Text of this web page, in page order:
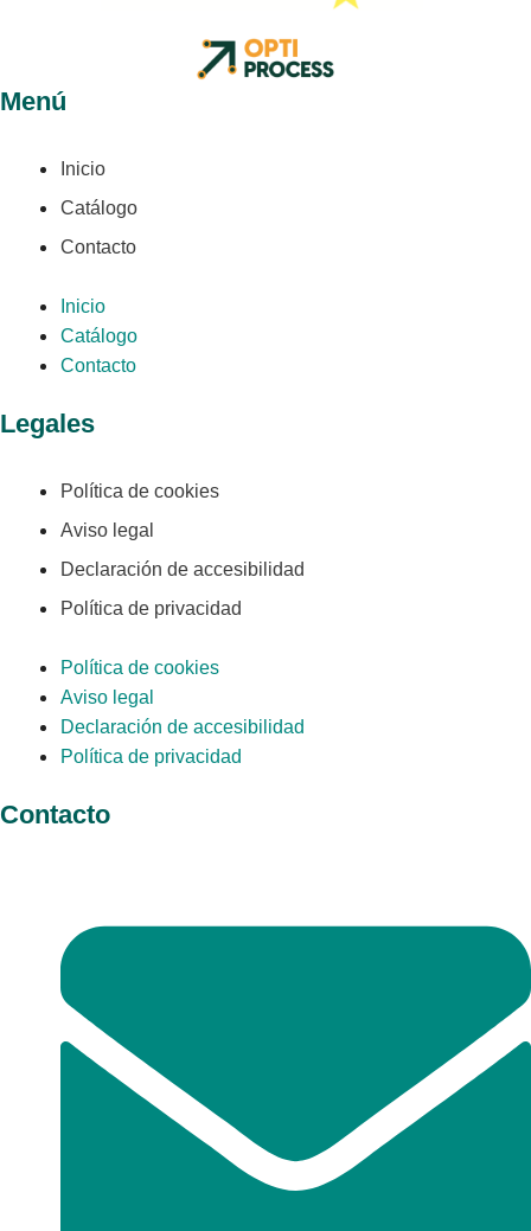
Menú
Inicio
Catálogo
Contacto
Inicio
Catálogo
Contacto
Legales
Política de cookies
Aviso legal
Declaración de accesibilidad
Política de privacidad
Política de cookies
Aviso legal
Declaración de accesibilidad
Política de privacidad
Contacto